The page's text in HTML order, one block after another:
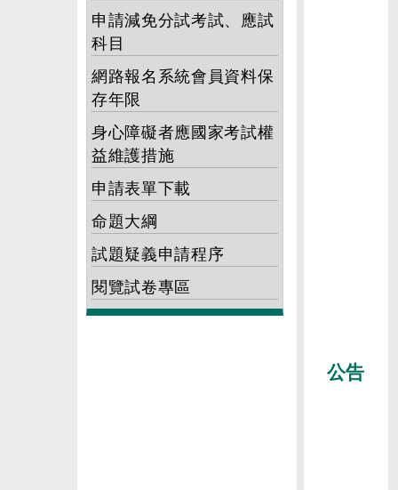
申請減免分試考試、應試
科目
網路報名系統會員資料保
存年限
身心障礙者應國家考試權
益維護措施
申請表單下載
命題大綱
試題疑義申請程序
閱覽試卷專區
公告